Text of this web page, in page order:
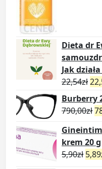
Dieta dr
Jak
22,54zł
Burberry
790,00zł
krem 20 g
5,90zł 5,89